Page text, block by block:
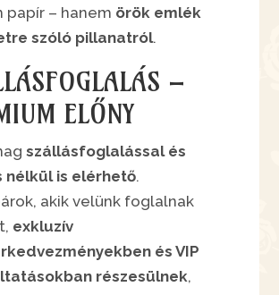
papír – hanem örök emlék
szóló pillanatról.
–
ELŐNY
szállásfoglalással és
nélkül is elérhető.
akik velünk foglalnak
exkluzív
és VIP
részesülnek,